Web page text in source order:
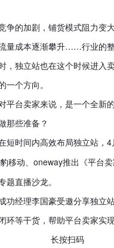
争的加剧，铺货模式阻力变
量成本逐渐攀升……行业的
，独立站也在这个时候进入
一个方向。
平台卖家来说，是一个全新
那些准备？
短时间内高效布局独立站，4
移动、oneway推出《平台
题直播沙龙。
功经理李国豪受邀分享独立
环等干货，帮助平台卖家实
长按扫码